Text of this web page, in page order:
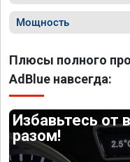
Мощность
Плюсы полного
AdBlue навсегда:
Избавьтесь от
разом!